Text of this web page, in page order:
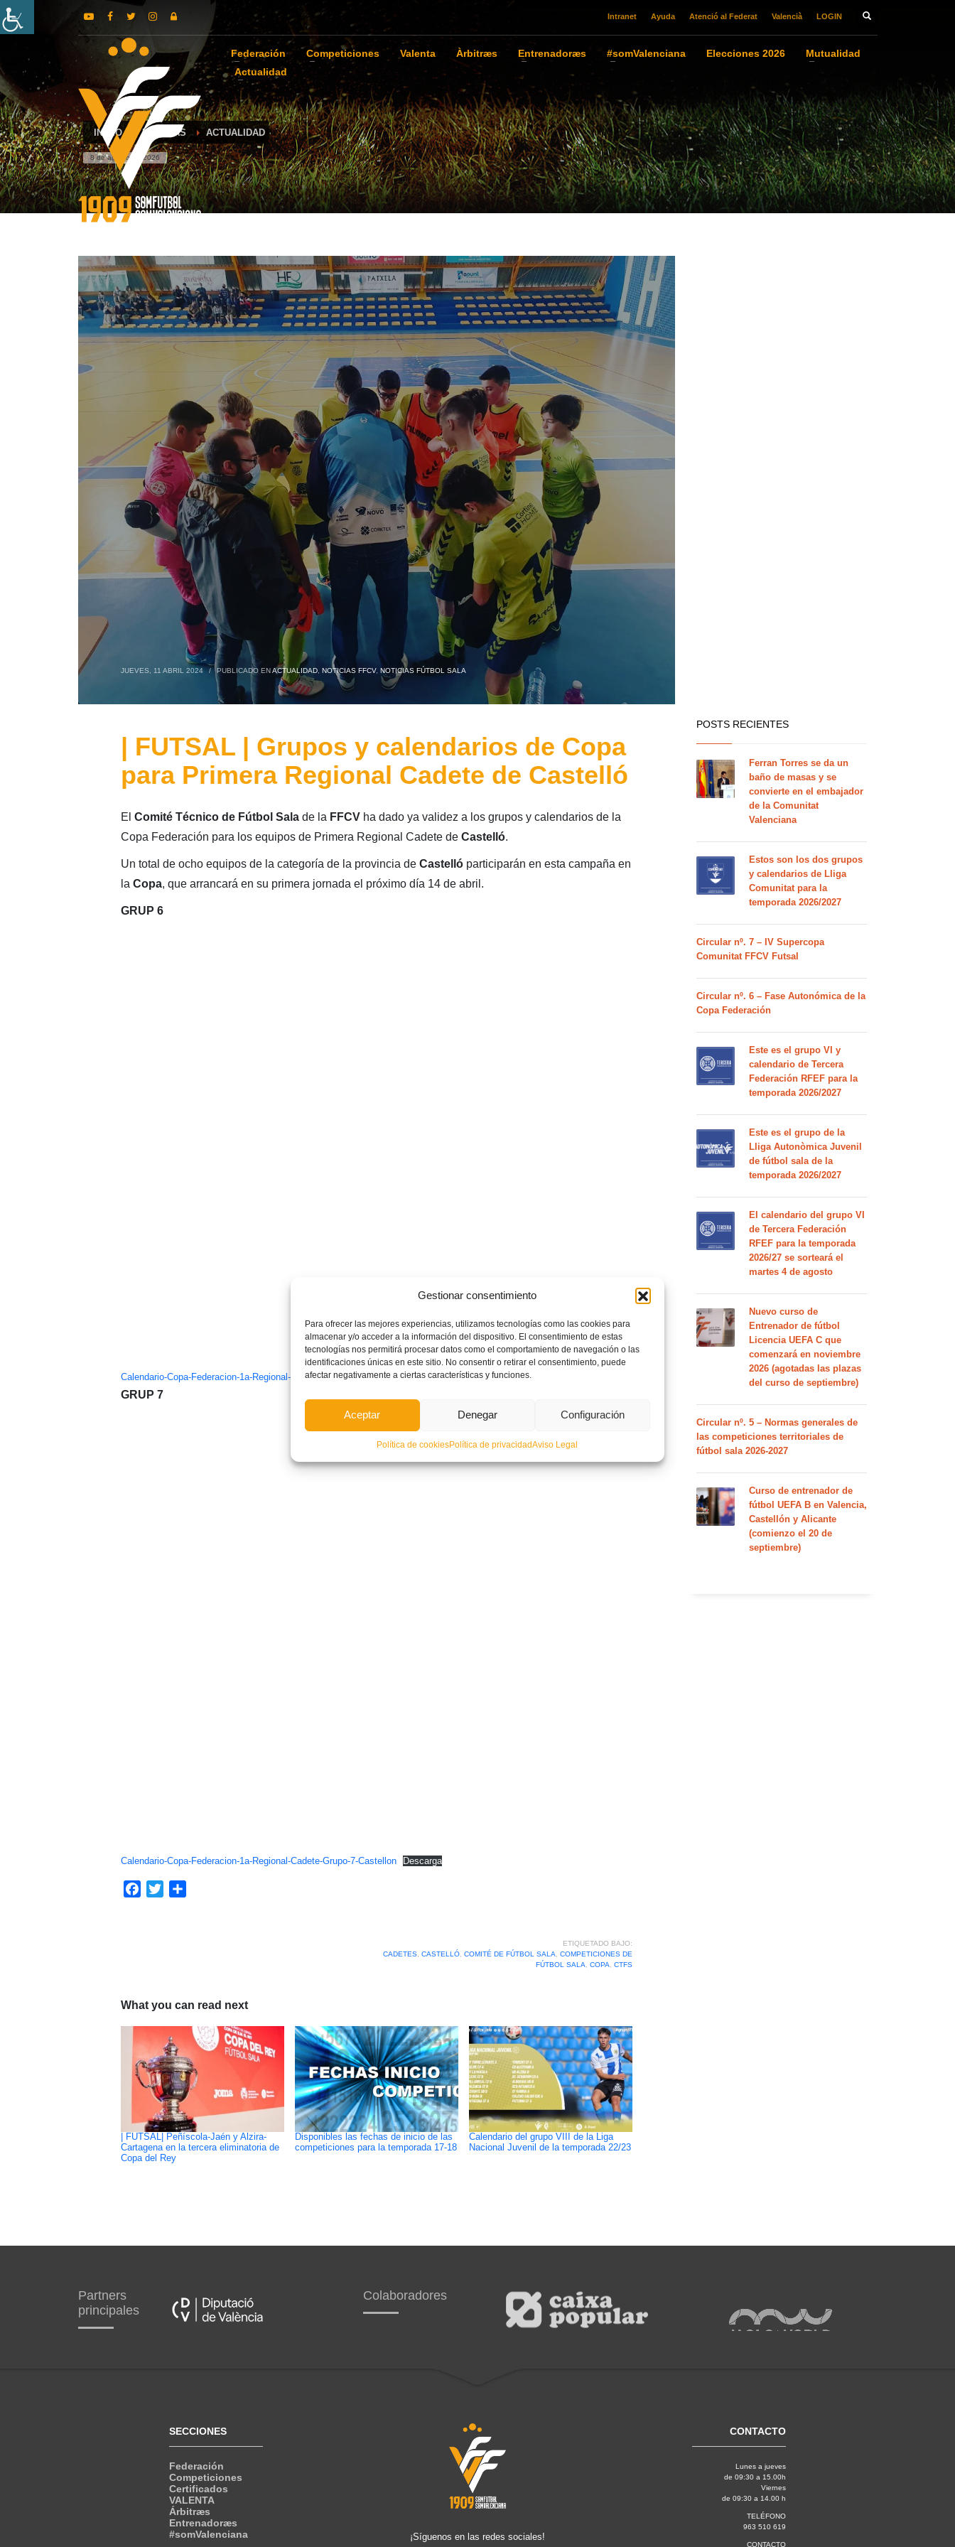
Gestionar consentimiento
Para ofrecer las mejores experiencias, utilizamos tecnologías como las cookies para
almacenar y/o acceder a la información del dispositivo. El consentimiento de estas
tecnologías nos permitirá procesar datos como el comportamiento de navegación o las
identificaciones únicas en este sitio. No consentir o retirar el consentimiento, puede
afectar negativamente a ciertas características y funciones.
Aceptar Denegar Configuración
Política de cookiesPolítica de privacidadAviso Legal
Intranet Ayuda Atenció al Federat Valencià LOGIN
Federación Competiciones Valenta Àrbitræs Entrenadoræs #somValenciana Elecciones 2026
Mutualidad
Actualidad
INICIO NOTICIAS ACTUALIDAD
8 de agosto de 2026
JUEVES, 11 ABRIL 2024 / PUBLICADO ENACTUALIDAD, NOTICIAS FFCV, NOTICIAS FÚTBOL SALA
| FUTSAL | Grupos y calendarios de Copa
para Primera Regional Cadete de Castelló
El Comité Técnico de Fútbol Salade la FFCV ha dado ya validez a los grupos y calendarios de la
Copa Federación para los equipos de Primera Regional Cadete de Castelló.
Un total de ocho equipos de la categoría de la provincia de Castelló participarán en esta campaña en
la Copa, que arrancará en su primera jornada el próximo día 14 de abril.
GRUP 6
Calendario-Copa-Federacion-1a-Regional-Cadete-Grupo-6-Castellon Descarga
GRUP 7
Calendario-Copa-Federacion-1a-Regional-Cadete-Grupo-7-Castellon Descarga
Facebook
Twitter
ETIQUETADO BAJO:
CADETES, CASTELLÓ, COMITÉ DE FÚTBOL SALA
COMPETICIONES DE
FÚTBOL SALA
COPA CTFS
What you can read next
| FUTSAL| Peñíscola-Jaén y Alzira-
Cartagena en la tercera eliminatoria de
Copa del Rey
Disponibles las fechas de inicio de las
competiciones para la temporada 17-18
Calendario del grupo VIII de la Liga
Nacional Juvenil de la temporada 22/23
POSTS RECIENTES
Ferran Torres se da un
baño de masas y se
convierte en el embajador
de la Comunitat
Valenciana
Estos son los dos grupos
y calendarios de Lliga
Comunitat para la
temporada 2026/2027
Circular nº. 7 – IV Supercopa
Comunitat FFCV Futsal
Circular nº. 6 – Fase Autonómica de la
Copa Federación
Este es el grupo VI y
calendario de Tercera
Federación RFEF para la
temporada 2026/2027
Este es el grupo de la
Lliga Autonòmica Juvenil
de fútbol sala de la
temporada 2026/2027
El calendario del grupo VI
de Tercera Federación
RFEF para la temporada
2026/27 se sorteará el
martes 4 de agosto
Nuevo curso de
Entrenador de fútbol
Licencia UEFA C que
comenzará en noviembre
2026 (agotadas las plazas
del curso de septiembre)
Circular nº. 5 – Normas generales de
las competiciones territoriales de
fútbol sala 2026-2027
Curso de entrenador de
fútbol UEFA B en Valencia,
Castellón y Alicante
(comienzo el 20 de
septiembre)
Partners
principales
Colaboradores
SECCIONES
Federación
Competiciones
Certificados
VALENTA
Árbitræs
Entrenadoræs
#somValenciana
¡Síguenos en las redes sociales!
CONTACTO
Lunes a jueves
de 09:30 a 15.00h
Viernes
de 09:30 a 14.00 h
TELÉFONO
963 510 619
CONTACTO